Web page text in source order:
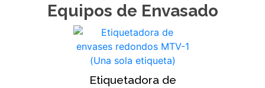
Equipos de Envasado
Etiquetadora de